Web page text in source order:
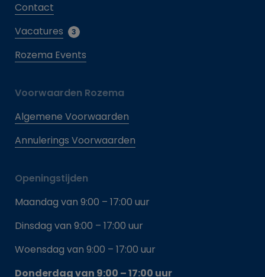
Contact
Vacatures
3
Rozema Events
Voorwaarden Rozema
Algemene Voorwaarden
Annulerings Voorwaarden
Openingstijden
Maandag van 9:00 – 17:00 uur
Dinsdag van 9:00 – 17:00 uur
Woensdag van 9:00 – 17:00 uur
Donderdag van 9:00 – 17:00 uur